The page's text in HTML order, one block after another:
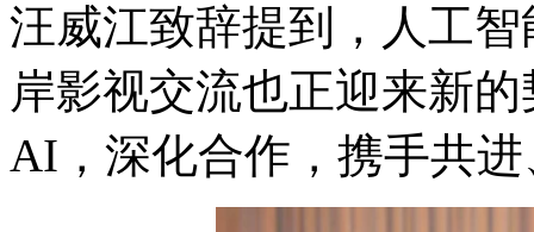
汪威江致辞提到，人工
岸影视交流也正迎来新
AI，深化合作，携手共